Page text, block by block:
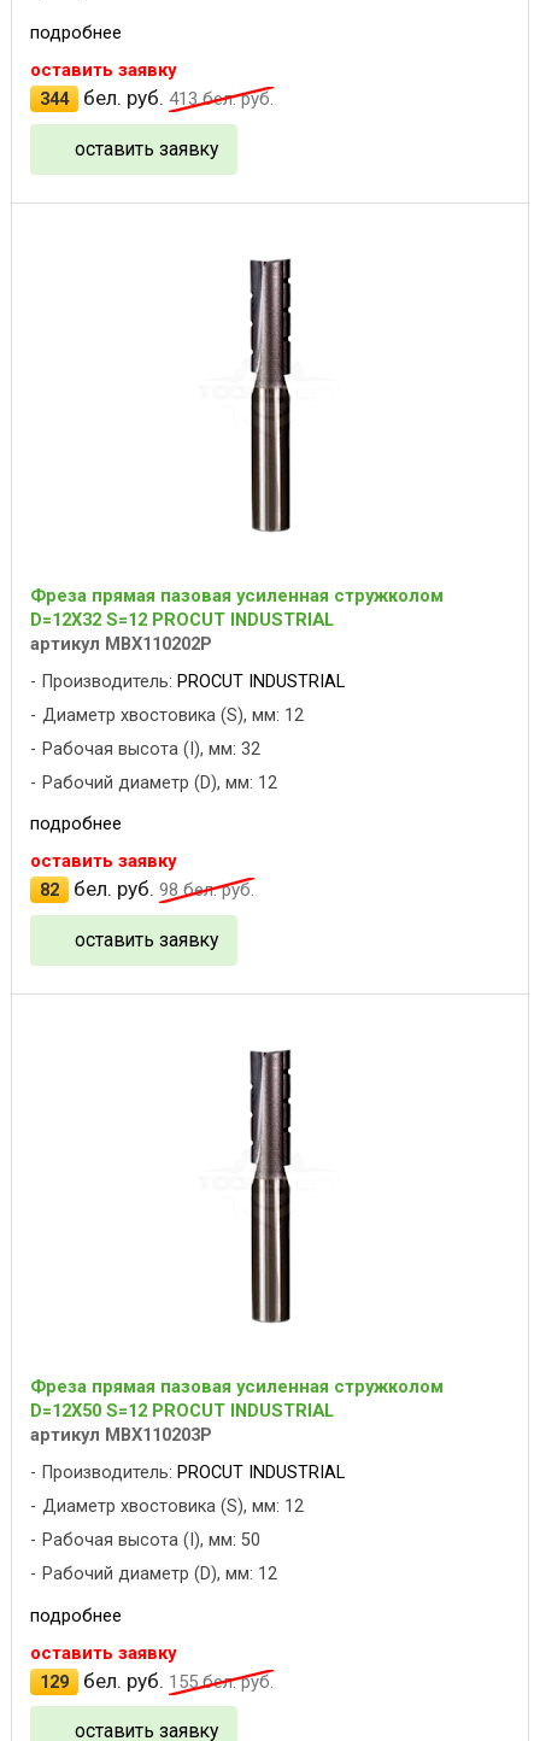
подробнее
оставить заявку
344
бел. руб. 413бел. руб.
оставить заявку
Фреза прямая пазовая усиленная стружколом
D=12X32 S=12 PROCUT INDUSTRIAL
артикул MBX110202P
Производитель: PROCUT INDUSTRIAL
Диаметр хвостовика (S), мм: 12
Рабочая высота (I), мм: 32
Рабочий диаметр (D), мм: 12
подробнее
оставить заявку
82
бел. руб. 98бел. руб.
оставить заявку
Фреза прямая пазовая усиленная стружколом
D=12X50 S=12 PROCUT INDUSTRIAL
артикул MBX110203P
Производитель: PROCUT INDUSTRIAL
Диаметр хвостовика (S), мм: 12
Рабочая высота (I), мм: 50
Рабочий диаметр (D), мм: 12
подробнее
оставить заявку
129
бел. руб. 155бел. руб.
оставить заявку